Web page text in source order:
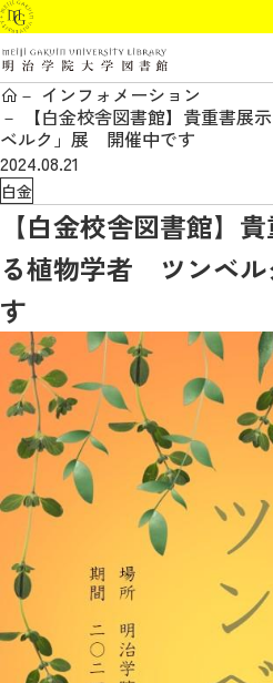
インフォメーション
【白金校舎図書館】貴重書
ベルク」展 開催中です
2024.08.21
白金
【白金校舎図書館】
る植物学者 ツンベ
す